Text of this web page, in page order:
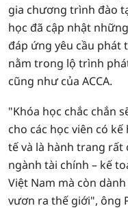
gia chương trình đào
học đã cập nhật
đáp ứng yêu cầu phát
nằm trong lộ trình
cũng như của ACCA.
"Khóa học chắc chắn
cho các học viên có
tế và là hành trang
ngành tài chính – kế
Việt Nam mà còn
vươn ra thế giới", ông